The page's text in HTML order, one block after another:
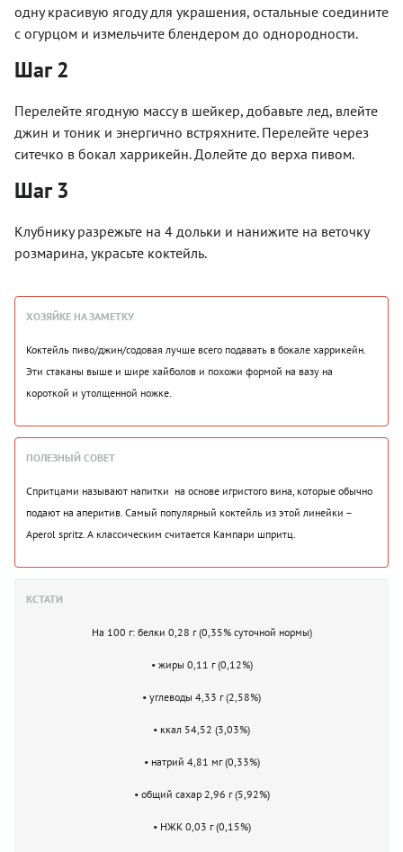
одну красивую ягоду для украшения, остальные соедините
с огурцом и измельчите блендером до однородности.
Шаг 2
Перелейте ягодную массу в шейкер, добавьте лед, влейте
джин и тоник и энергично встряхните. Перелейте через
ситечко в бокал харрикейн. Долейте до верха пивом.
Шаг 3
Клубнику разрежьте на 4 дольки и нанижите на веточку
розмарина, украсьте коктейль.
ХОЗЯЙКЕ НА ЗАМЕТКУ
Коктейль пиво/джин/содовая лучше всего подавать в бокале харрикейн.
Эти стаканы выше и шире хайболов и похожи формой на вазу на
короткой и утолщенной ножке.
ПОЛЕЗНЫЙ СОВЕТ
Спритцами называют напитки на основе игристого вина, которые обычно
подают на аперитив. Самый популярный коктейль из этой линейки –
Aperol spritz. А классическим считается Кампари шпритц.
КСТАТИ
На 100 г: белки 0,28 г (0,35% суточной нормы)
• жиры 0,11 г (0,12%)
• углеводы 4,33 г (2,58%)
• ккал 54,52 (3,03%)
• натрий 4,81 мг (0,33%)
• общий сахар 2,96 г (5,92%)
• НЖК 0,03 г (0,15%)